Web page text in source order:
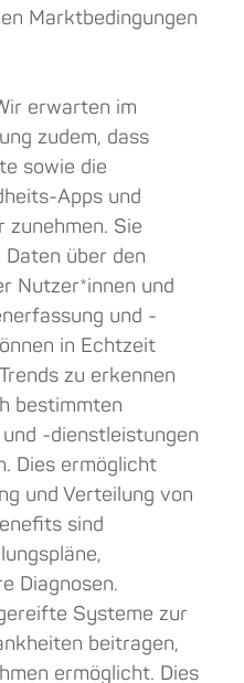
Marktbedingungen
erwarten im
zudem, dass
sowie die
Apps und
zunehmen. Sie
über den
Nutzer*innen und
und -
in Echtzeit
zu erkennen
bestimmten
-dienstleistungen
Dies ermöglicht
und Verteilung von
sind
Diagnosen.
Systeme zur
beitragen,
ermöglicht. Dies